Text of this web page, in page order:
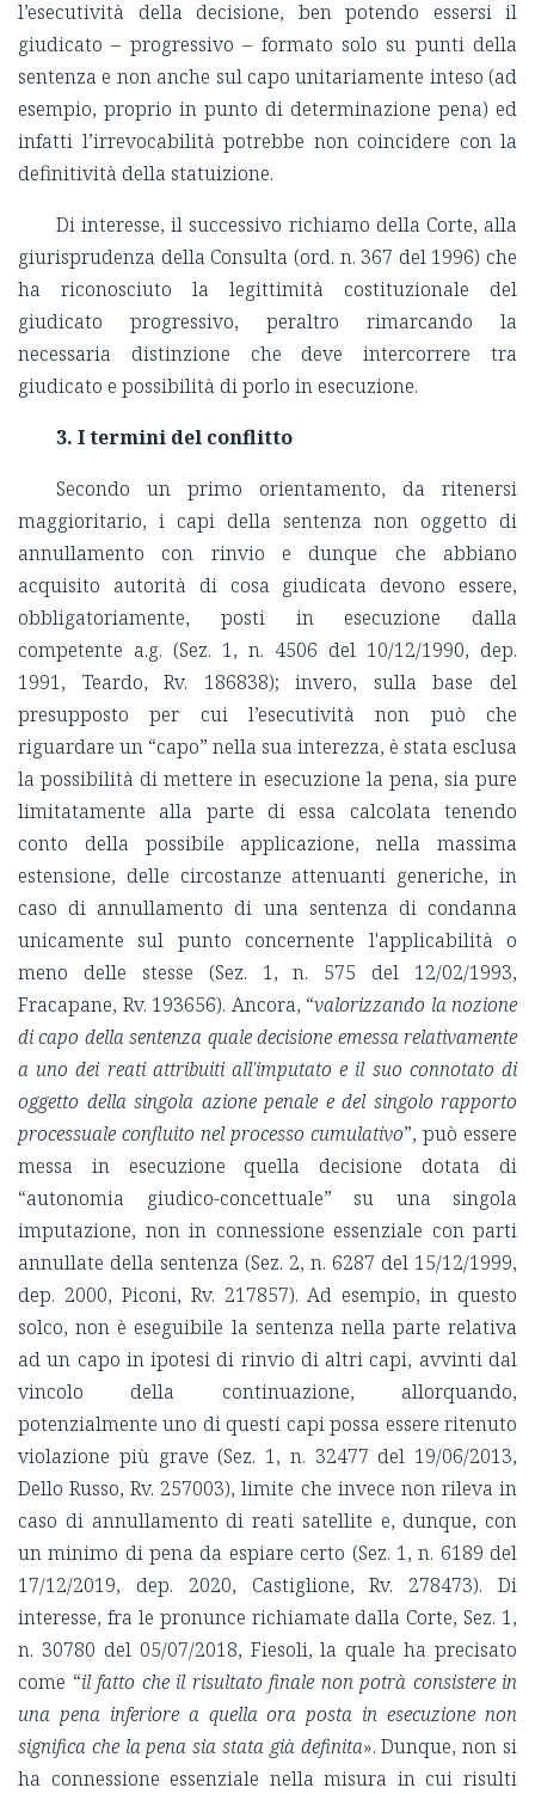
l’esecutività della decisione, ben potendo essersi il
giudicato – progressivo – formato solo su punti della
sentenza e non anche sul capo unitariamente inteso (ad
esempio, proprio in punto di determinazione pena) ed
infatti l’irrevocabilità potrebbe non coincidere con la
definitività della statuizione.
Di interesse, il successivo richiamo della Corte, alla
giurisprudenza della Consulta (ord. n. 367 del 1996) che
ha riconosciuto la legittimità costituzionale del
giudicato progressivo, peraltro rimarcando la
necessaria distinzione che deve intercorrere tra
giudicato e possibilità di porlo in esecuzione.
3. I termini del conflitto
Secondo un primo orientamento, da ritenersi
maggioritario, i capi della sentenza non oggetto di
annullamento con rinvio e dunque che abbiano
acquisito autorità di cosa giudicata devono essere,
obbligatoriamente, posti in esecuzione dalla
competente a.g. (Sez. 1, n. 4506 del 10/12/1990, dep.
1991, Teardo, Rv. 186838); invero, sulla base del
presupposto per cui l’esecutività non può che
riguardare un “capo” nella sua interezza, è stata esclusa
la possibilità di mettere in esecuzione la pena, sia pure
limitatamente alla parte di essa calcolata tenendo
conto della possibile applicazione, nella massima
estensione, delle circostanze attenuanti generiche, in
caso di annullamento di una sentenza di condanna
unicamente sul punto concernente l'applicabilità o
meno delle stesse (Sez. 1, n. 575 del 12/02/1993,
Fracapane, Rv. 193656). Ancora, “valorizzando la nozione
di capo della sentenza quale decisione emessa relativamente
a uno dei reati attribuiti all'imputato e il suo connotato di
oggetto della singola azione penale e del singolo rapporto
processuale confluito nel processo cumulativo”, può essere
messa in esecuzione quella decisione dotata di
“autonomia giudico-concettuale” su una singola
imputazione, non in connessione essenziale con parti
annullate della sentenza (Sez. 2, n. 6287 del 15/12/1999,
dep. 2000, Piconi, Rv. 217857). Ad esempio, in questo
solco, non è eseguibile la sentenza nella parte relativa
ad un capo in ipotesi di rinvio di altri capi, avvinti dal
vincolo della continuazione, allorquando,
potenzialmente uno di questi capi possa essere ritenuto
violazione più grave (Sez. 1, n. 32477 del 19/06/2013,
Dello Russo, Rv. 257003), limite che invece non rileva in
caso di annullamento di reati satellite e, dunque, con
un minimo di pena da espiare certo (Sez. 1, n. 6189 del
17/12/2019, dep. 2020, Castiglione, Rv. 278473). Di
interesse, fra le pronunce richiamate dalla Corte, Sez. 1,
n. 30780 del 05/07/2018, Fiesoli, la quale ha precisato
come “il fatto che il risultato finale non potrà consistere in
una pena inferiore a quella ora posta in esecuzione non
significa che la pena sia stata già definita». Dunque, non si
ha connessione essenziale nella misura in cui risulti